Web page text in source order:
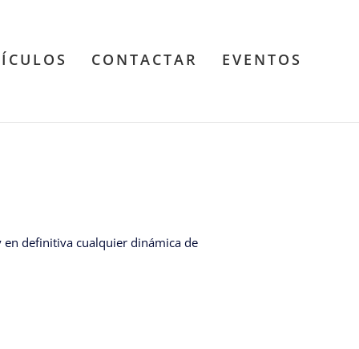
CONTACTAR EVENTOS
en definitiva cualquier dinámica de